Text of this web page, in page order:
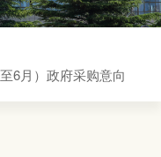
6月）政府采购意向